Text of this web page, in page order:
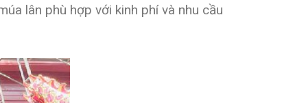
lân phù hợp với kinh phí và nhu cầu